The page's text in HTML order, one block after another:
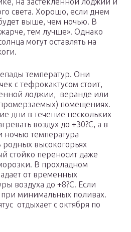
света. Хорошо, если днем
выше, чем ночью. В
тем лучше». Однако
могут оставлять на
температур. Они
с тефрокактусом стоит,
лоджии, веранде или
помещениях.
дни в течение нескольких
воздух до +30?С, а в
ночью температура
родных высокогорьях
стойко переносит даже
В прохладном
от временных
воздуха до +8?С. Если
при минимальных поливах.
отдыхает с октября по